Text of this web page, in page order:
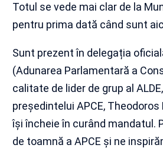
Totul se vede mai clar de la
pentru prima dată când sunt
Sunt prezent în delegația
(Adunarea Parlamentară a
calitate de lider de grup al
președintelui APCE,
își încheie în curând mandatul.
de toamnă a APCE și ne